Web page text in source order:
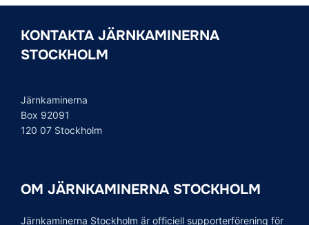
KONTAKTA JÄRNKAMINERNA
STOCKHOLM
Järnkaminerna
Box 92091
120 07 Stockholm
OM JÄRNKAMINERNA STOCKHOLM
Järnkaminerna Stockholm är officiell supporterförening för